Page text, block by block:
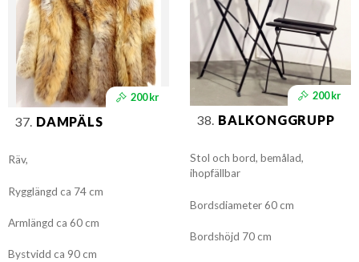
200 kr
37. DAMPÄLS
Räv,
Rygglängd ca 74 cm
Armlängd ca 60 cm
Bystvidd ca 90 cm
200 kr
38. BALKONGGRUPP
Stol och bord, bemålad,
ihopfällbar
Bordsdiameter 60 cm
Bordshöjd 70 cm